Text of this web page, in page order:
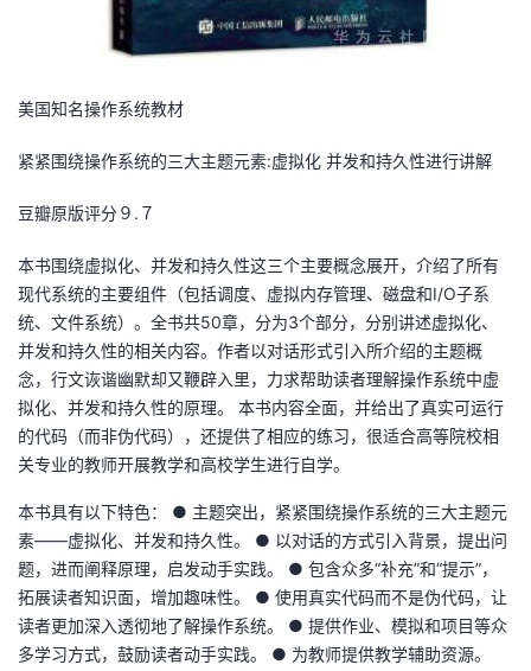
美国知名操作系统教材
紧紧围绕操作系统的三大主题元素:虚拟化 并发和持久性进行讲解
豆瓣原版评分９.７
本书围绕虚拟化、并发和持久性这三个主要概念展开，介绍了所有
现代系统的主要组件（包括调度、虚拟内存管理、磁盘和I/O子系
统、文件系统）。全书共50章，分为3个部分，分别讲述虚拟化、
并发和持久性的相关内容。作者以对话形式引入所介绍的主题概
念，行文诙谐幽默却又鞭辟入里，力求帮助读者理解操作系统中虚
拟化、并发和持久性的原理。 本书内容全面，并给出了真实可运行
的代码（而非伪代码），还提供了相应的练习，很适合高等院校相
关专业的教师开展教学和高校学生进行自学。
本书具有以下特色： ● 主题突出，紧紧围绕操作系统的三大主题元
素——虚拟化、并发和持久性。 ● 以对话的方式引入背景，提出问
题，进而阐释原理，启发动手实践。 ● 包含众多“补充”和“提示”，
拓展读者知识面，增加趣味性。 ● 使用真实代码而不是伪代码，让
读者更加深入透彻地了解操作系统。 ● 提供作业、模拟和项目等众
多学习方式，鼓励读者动手实践。 ● 为教师提供教学辅助资源。